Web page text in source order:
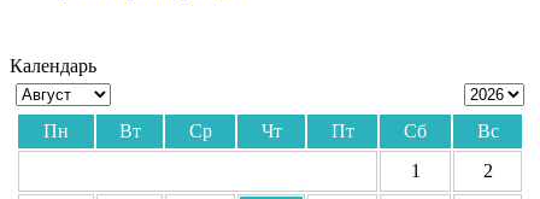
Календарь
Пн Вт Ср Чт Пт Сб
Вс
1
2